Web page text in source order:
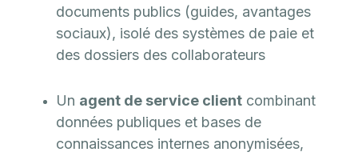
documents publics (guides, avantages
sociaux), isolé des systèmes de paie et
des dossiers des collaborateurs
Un agent de service client combinant
données publiques et bases de
connaissances internes anonymisées,